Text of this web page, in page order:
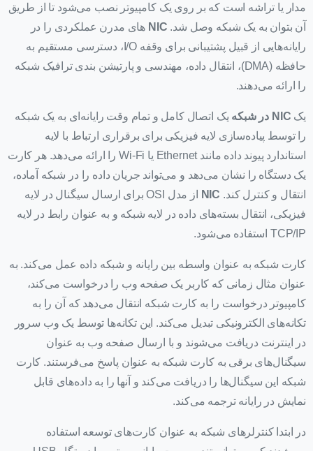
مدار یا تراشه است که بر روی یک کامپیوتر نصب می‌شود تا از طریق
آن بتوان به یک شبکه وصل شد. NIC ‌ های مدرن عملکردی را در
رایانه‌هایی از قبیل پشتیبانی برای وقفه I/O، دسترسی مستقیم به
حافظه (DMA)، انتقال داده، مهندسی و پارتیشن بندی ترافیک شبکه
را ارائه می‌دهند.
یک NIC در شبکه یک اتصال کامل و تمام وقت رایانه‌ای به یک شبکه
را توسط پیاده‌سازی لایه فیزیکی برای برقراری ارتباط با لایه
استاندارد پیوند داده مانند Ethernet یا Wi-Fi را ارائه می‌دهد. هر کارت
یک دستگاه را نشان می‌دهد و می‌تواند جریان داده را در شبکه آماده،
انتقال و کنترل کند. NIC
از مدل OSI برای ارسال سیگنال در لایه
فیزیکی، انتقال بسته‌های داده در لایه شبکه و به عنوان رابط در لایه
TCP/IP استفاده می‌شود.
کارت شبکه به عنوان واسطه بین رایانه و شبکه داده عمل می‌کند. به
عنوان مثال زمانی که کاربر یک صفحه وب را درخواست می‌کند،
کامپیوتر درخواست را به کارت شبکه انتقال می‌دهد که آن را به
تکانه‌های الکترونیکی تبدیل می‌کند. این تکانه‌ها توسط یک وب سرور
در اینترنت دریافت می‌شوند و با ارسال صفحه وب به عنوان
سیگنال‌های برقی به کارت شبکه به عنوان پاسخ می‌فرستند. کارت
شبکه این سیگنال‌ها را دریافت می‌کند و آنها را به داده‌های قابل
نمایش در رایانه ترجمه می‌کند.
در ابتدا کنترلرهای شبکه به عنوان کارت‌های توسعه استفاده